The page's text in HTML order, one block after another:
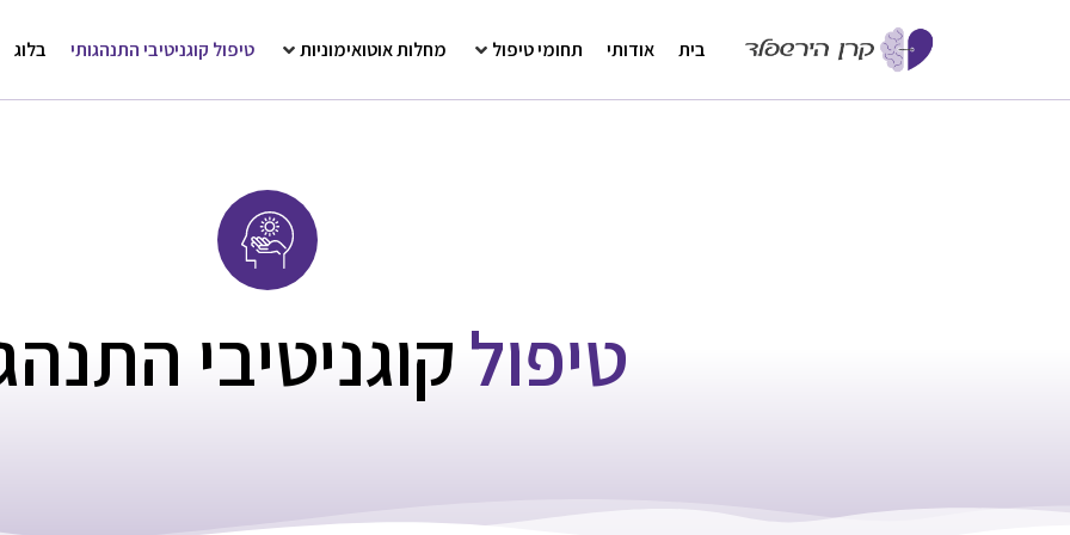
בית אודותי תחומי טיפול מחלות אוטואימוניות טיפול קוגניטיבי התנהגותי בלוג
טיפולקוגניטיבי